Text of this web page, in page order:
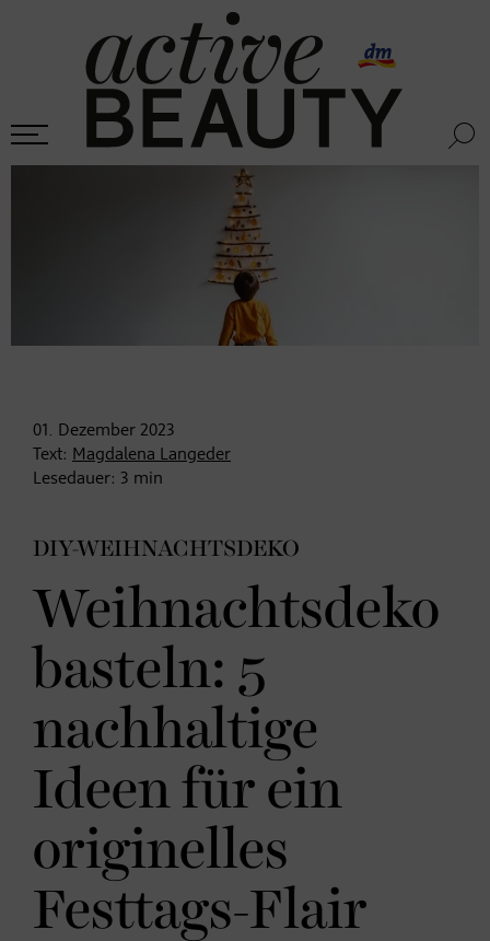
01. Dezember 2023
Text: Magdalena Langeder
Lesedauer: 3 min
DIY-WEIHNACHTSDEKO
Weihnachtsdeko
basteln: 5
nachhaltige
Ideen für ein
originelles
Festtags-Flair